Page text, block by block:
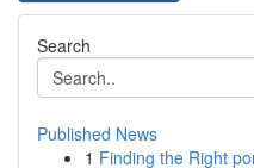
Search
Published News
1 Finding the Right